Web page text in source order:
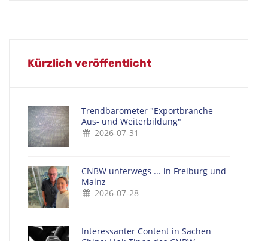
Kürzlich veröffentlicht
Trendbarometer "Exportbranche
Aus- und Weiterbildung"
2026-07-31
CNBW unterwegs ... in Freiburg und
Mainz
2026-07-28
Interessanter Content in Sachen